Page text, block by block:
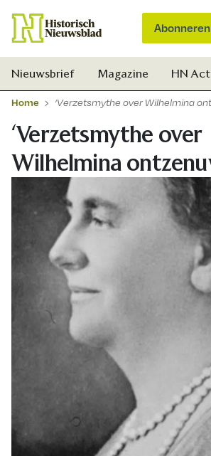
Abonneren
Nieuwsbrief Magazine HN
Home ‘Verzetsmythe over Wilhelmina
‘Verzetsmythe over
Wilhelmina